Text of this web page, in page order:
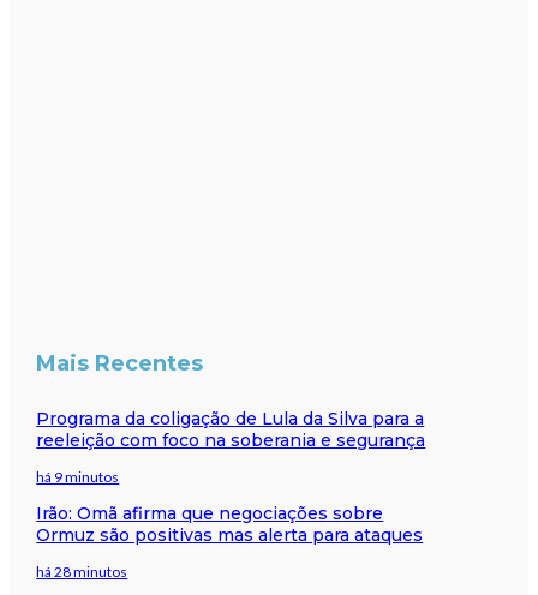
Mais Recentes
Programa da coligação de Lula da Silva para a
reeleição com foco na soberania e segurança
há 9 minutos
Irão: Omã afirma que negociações sobre
Ormuz são positivas mas alerta para ataques
há 28 minutos